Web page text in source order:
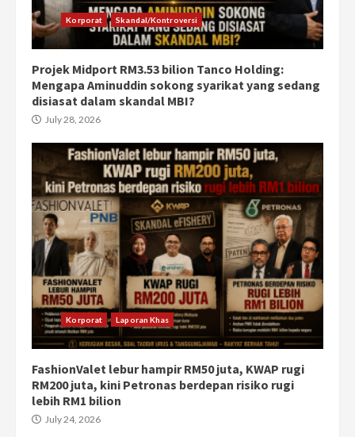
Korporat Skandal/Kontroversi
Projek Midport RM3.53 bilion Tanco Holding:
Mengapa Aminuddin sokong syarikat yang sedang
disiasat dalam skandal MBI?
July 28, 2026
Korporat Laporan Khas
FashionValet lebur hampir RM50 juta, KWAP rugi
RM200 juta, kini Petronas berdepan risiko rugi
lebih RM1 bilion
July 24, 2026